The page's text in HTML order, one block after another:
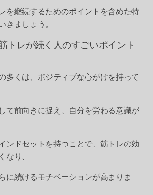
を継続するためのポイントを含めた特
きましょう。
トレが続く人のすごいポイント
多くは、ポジティブな心がけを持って
て前向きに捉え、自分を労わる意識が
ンドセットを持つことで、筋トレの効
なり、
に続けるモチベーションが高まりま